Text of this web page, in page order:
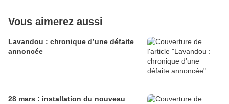
Vous aimerez aussi
Lavandou : chronique d’une défaite
annoncée
28 mars : installation du nouveau